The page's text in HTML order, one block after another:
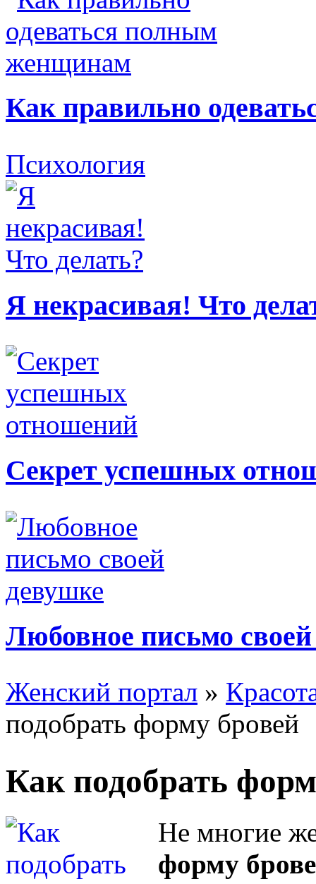
Как правильно
Психология
Я некрасивая! Что
Секрет успешных
Любовное письмо
Женский портал »
подобрать форму бровей
Как подобрать
Не многие
форму